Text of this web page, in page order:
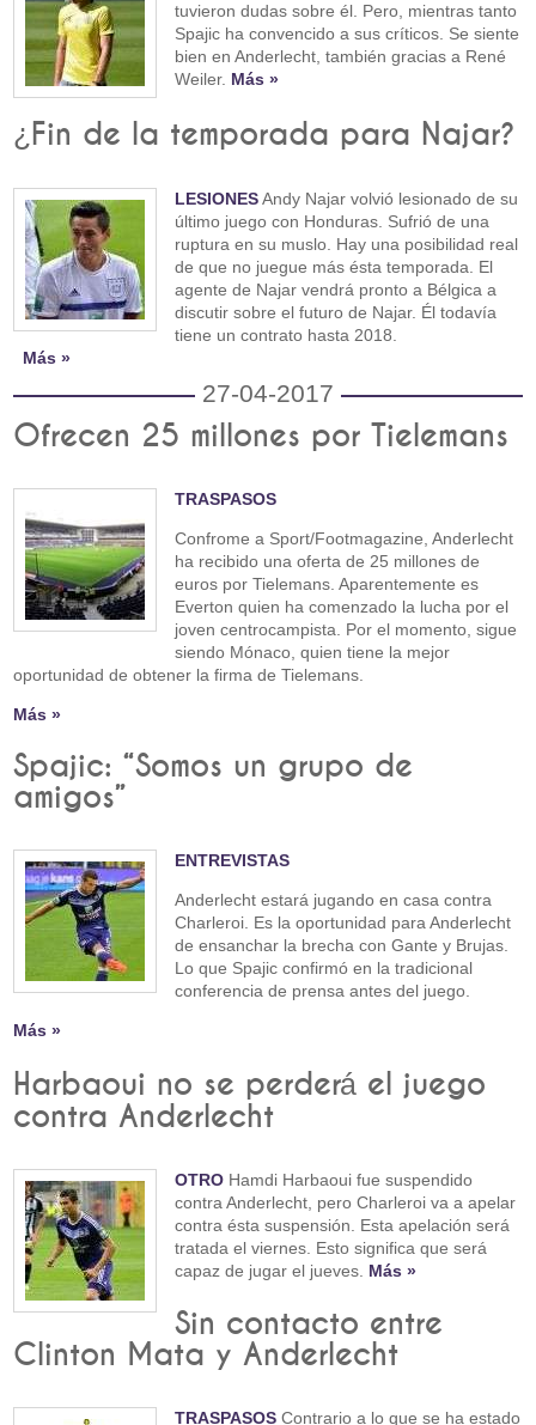
tuvieron dudas sobre él. Pero, mientras tanto
Spajic ha convencido a sus críticos. Se siente
bien en Anderlecht, también gracias a René
Weiler. Más »
¿Fin de la temporada para Najar?
LESIONESAndy Najar volvió lesionado de su
último juego con Honduras. Sufrió de una
ruptura en su muslo. Hay una posibilidad real
de que no juegue más ésta temporada. El
agente de Najar vendrá pronto a Bélgica a
discutir sobre el futuro de Najar. Él todavía
tiene un contrato hasta 2018.
Más »
27-04-2017
Ofrecen 25 millones por Tielemans
TRASPASOS
Confrome a Sport/Footmagazine, Anderlecht
ha recibido una oferta de 25 millones de
euros por Tielemans. Aparentemente es
Everton quien ha comenzado la lucha por el
joven centrocampista. Por el momento, sigue
siendo Mónaco, quien tiene la mejor
oportunidad de obtener la firma de Tielemans.
Más »
Spajic: “Somos un grupo de
amigos”
ENTREVISTAS
Anderlecht estará jugando en casa contra
Charleroi. Es la oportunidad para Anderlecht
de ensanchar la brecha con Gante y Brujas.
Lo que Spajic confirmó en la tradicional
conferencia de prensa antes del juego.
Más »
Harbaoui no se perderá el juego
contra Anderlecht
OTRO Hamdi Harbaoui fue suspendido
contra Anderlecht, pero Charleroi va a apelar
contra ésta suspensión. Esta apelación será
tratada el viernes. Esto significa que será
capaz de jugar el jueves. Más »
Sin contacto entre
Clinton Mata y Anderlecht
TRASPASOS Contrario a lo que se ha estado